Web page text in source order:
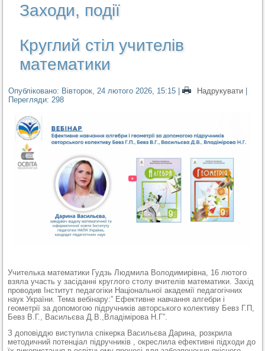
Заходи, події
Круглий стіл учителів
математики
Опубліковано: Вівторок, 24 лютого 2026, 15:15 | Надрукувати
Перегляди: 298
Учителька математики Гудзь Людмила Володимирівна, 16 лютого
взяла участь у засіданні круглого столу вчителів математики. Захід
проводив Інститут педагогіки Національної академії педагогічних
наук України. Тема вебінару:” Ефективне навчання алгебри і
геометрії за допомогою підручників авторського колективу Бевз Г.П,
Бевз В.Г., Васильєва Д.В.,Владімірова Н.Г”.
З доповіддю виступила спікерка Васильєва Дарина, розкрила
методичний потенціал підручників , окреслила ефективні підходи до